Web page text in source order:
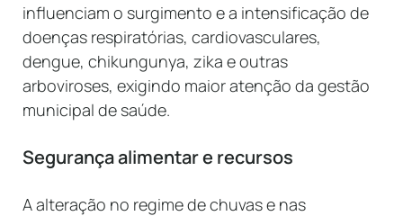
influenciam o surgimento e a intensificação de
doenças respiratórias, cardiovasculares,
dengue, chikungunya, zika e outras
arboviroses, exigindo maior atenção da gestão
municipal de saúde.
Segurança alimentar e recursos
A alteração no regime de chuvas e nas